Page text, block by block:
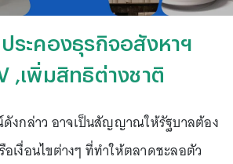
ระคองธุรกิจอสังหาฯ
,เพิ่มสิทธิต่างชาติ
งกล่าว อาจเป็นสัญญาณให้รัฐบาลต้อง
เงื่อนไขต่างๆ ที่ทำให้ตลาดชะลอตัว